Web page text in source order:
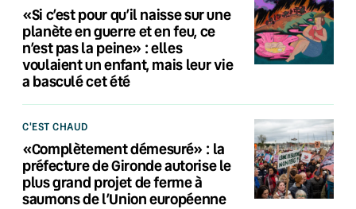
«Si c’est pour qu’il naisse sur une
planète en guerre et en feu, ce
n’est pas la peine» : elles
voulaient un enfant, mais leur vie
a basculé cet été
C'EST CHAUD
«Complètement démesuré» : la
préfecture de Gironde autorise le
plus grand projet de ferme à
saumons de l’Union européenne